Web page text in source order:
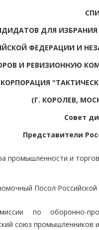
ДЛЯ ИЗБРАНИЯ
ФЕДЕРАЦИИ И
И РЕВИЗИОННУЮ
(Г. КОРОЛЕВ,
Совет
Представители
промышленности и
Посол Российской
по оборонно-
союз промышленников